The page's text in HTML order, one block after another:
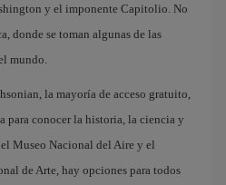
y el imponente Capitolio. No
donde se toman algunas de las
mundo.
la mayoría de acceso gratuito,
para conocer la historia, la ciencia y
Museo Nacional del Aire y el
de Arte, hay opciones para todos